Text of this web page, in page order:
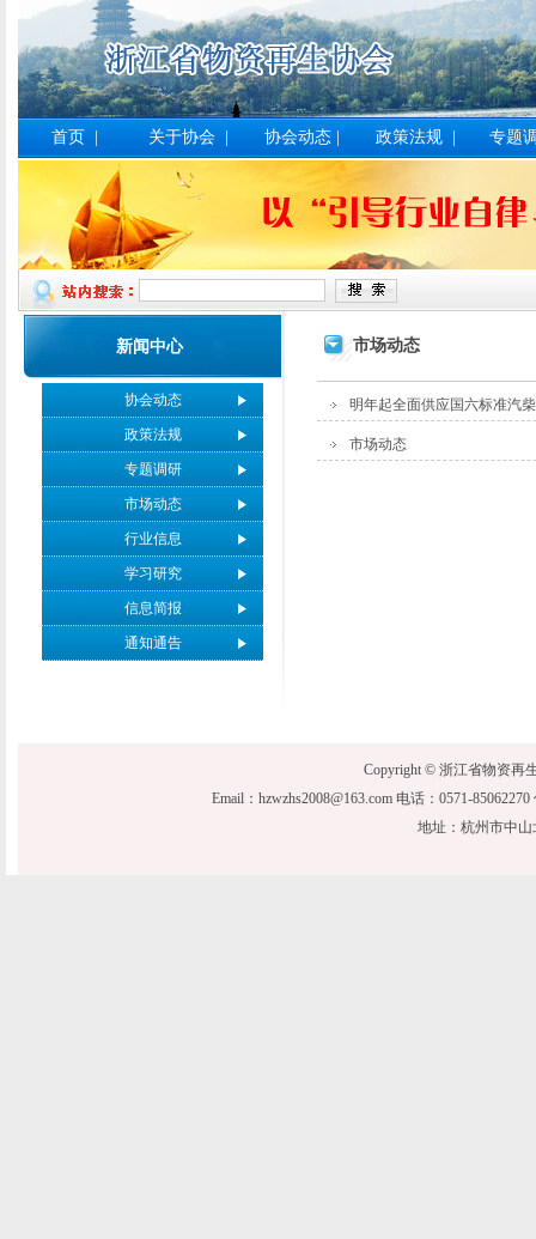
首页 关于协会 协会动态 政策法规 专题
新闻中心
协会动态
政策法规
专题调研
市场动态
行业信息
学习研究
信息简报
通知通告
市场动态
明年起全面供应国六标准汽
市场动态
Copyright © 浙江省物资再
Email：hzwzhs2008@163.com 电话：0571-
地址：杭州市中山